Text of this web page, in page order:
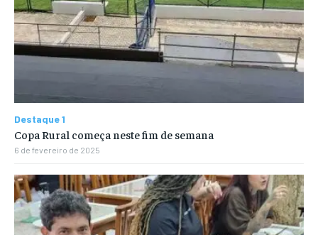
Destaque 1
Copa Rural começa neste fim de semana
6 de fevereiro de 2025